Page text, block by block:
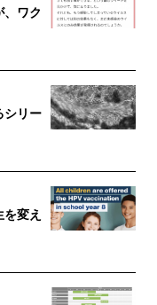
ワク
シリー
変え